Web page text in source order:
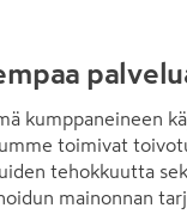
kumppaneineen
toimivat
tehokkuutta
mainonnan